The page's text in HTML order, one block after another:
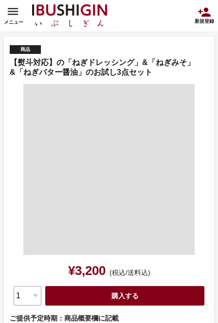
メニュー 新規登録
商品
【熨斗対応】の「ねぎドレッシング」&「ねぎみそ」
&「ねぎバター醤油」のお試し3点セット
¥3,200 (税込/送料込)
購入する
ご提供予定時期：商品概要欄に記載